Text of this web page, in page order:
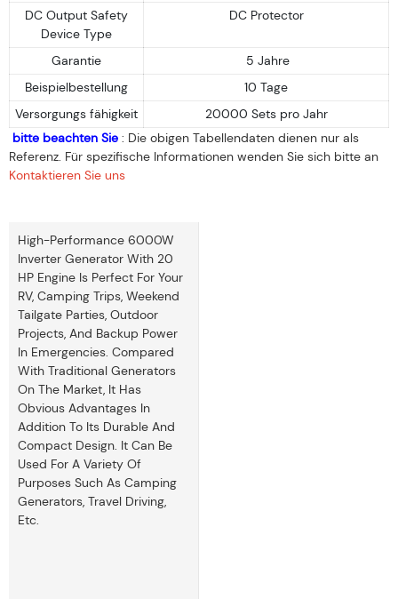
DC Output Safety
Device Type
DC Protector
Garantie
5 Jahre
Beispielbestellung
10 Tage
Versorgungs fähigkeit
20000 Sets pro Jahr
bitte beachten Sie : Die obigen Tabellendaten dienen nur als
Referenz. Für spezifische Informationen wenden Sie sich bitte an
Kontaktieren Sie uns
High-Performance 6000W
Inverter Generator With 20
HP Engine Is Perfect For Your
RV, Camping Trips, Weekend
Tailgate Parties, Outdoor
Projects, And Backup Power
In Emergencies. Compared
With Traditional Generators
On The Market, It Has
Obvious Advantages In
Addition To Its Durable And
Compact Design. It Can Be
Used For A Variety Of
Purposes Such As Camping
Generators, Travel Driving,
Etc.